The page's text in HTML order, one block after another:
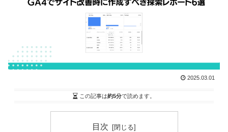
2025.03.01
この記事は約5分で読めます。
目次